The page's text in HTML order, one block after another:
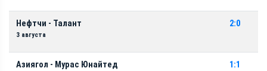
Нефтчи - Талант
3 августа
2:0
Азиягол - Мурас Юнайтед 1:1